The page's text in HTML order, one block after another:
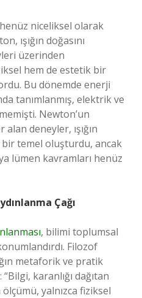
henüz niceliksel olarak
ışığın doğasını
üzerinden
hem de estetik bir
Bu dönemde enerji
tanımlanmış, elektrik ve
Newton’un
alan deneyler, ışığın
temel oluşturdu, ancak
lümen kavramları henüz
Çağı
, bilimi toplumsal
Filozof
metaforik ve pratik
karanlığı dağıtan
ölçümü, yalnızca fiziksel